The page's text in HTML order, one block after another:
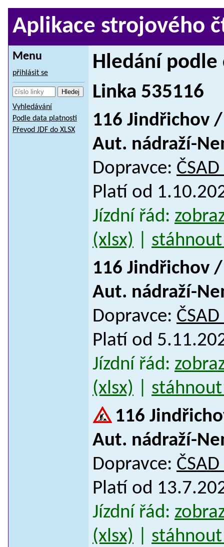
Aplikace strojového
Menu
přihlásit se
Vyhledávání
Podle data platnosti
Převod JDF do XLSX
Hledání podle
Linka 535116
116 Jindřichov /
Aut. nádraží-
Dopravce:
Platí od
Jízdní řád:
(xlsx)
116 Jindřichov /
Aut. nádraží-
Dopravce:
Platí od
Jízdní řád:
(xlsx)
116
Aut. nádraží-
Dopravce:
Platí od
Jízdní řád:
(xlsx)